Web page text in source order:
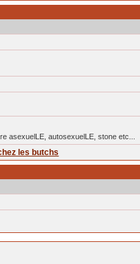
asexuelLE, autosexuelLE, stone etc...
les butchs